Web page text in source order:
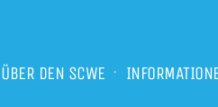
ÜBER DEN SCWE